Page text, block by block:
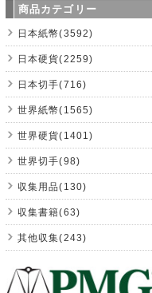
商品カテゴリー
日本紙幣(3592)
日本硬貨(2259)
日本切手(716)
世界紙幣(1565)
世界硬貨(1401)
世界切手(98)
収集用品(130)
収集書籍(63)
其他収集(243)